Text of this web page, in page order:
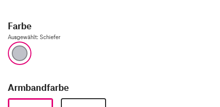
Farbe
Ausgewählt: Schiefer
Armbandfarbe